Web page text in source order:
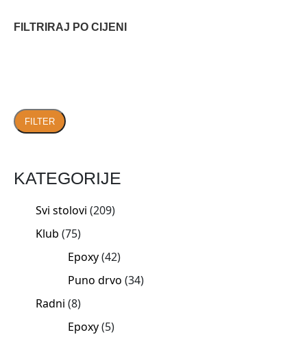
FILTRIRAJ PO CIJENI
FILTER
KATEGORIJE
Svi stolovi 209
Klub 75
Epoxy 42
Puno drvo 34
Radni 8
Epoxy 5